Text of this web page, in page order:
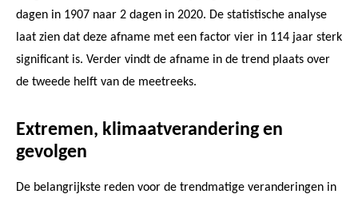
dagen in 1907 naar 2 dagen in 2020. De statistische analyse
laat zien dat deze afname met een factor vier in 114 jaar sterk
significant is. Verder vindt de afname in de trend plaats over
de tweede helft van de meetreeks.
Extremen, klimaatverandering en
gevolgen
De belangrijkste reden voor de trendmatige veranderingen in